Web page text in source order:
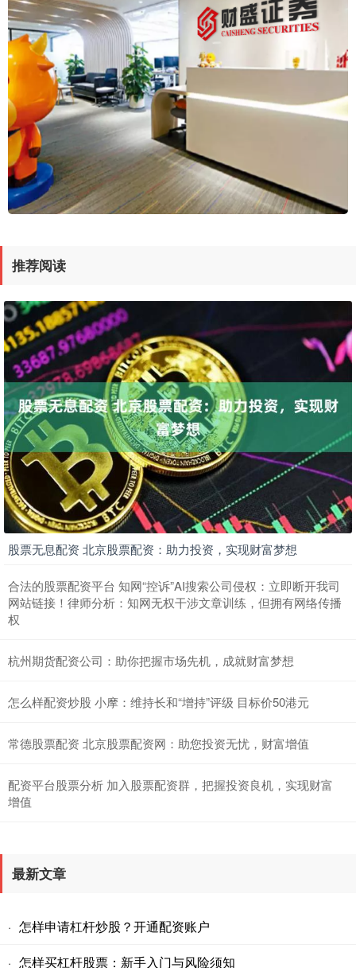
推荐阅读
股票无息配资 北京股票配资：助力投资，实现财富梦想
合法的股票配资平台 知网“控诉”AI搜索公司侵权：立即断开我司
网站链接！律师分析：知网无权干涉文章训练，但拥有网络传播
权
杭州期货配资公司：助你把握市场先机，成就财富梦想
怎么样配资炒股 小摩：维持长和“增持”评级 目标价50港元
常德股票配资 北京股票配资网：助您投资无忧，财富增值
配资平台股票分析 加入股票配资群，把握投资良机，实现财富
增值
最新文章
· 怎样申请杠杆炒股？开通配资账户
· 怎样买杠杆股票：新手入门与风险须知